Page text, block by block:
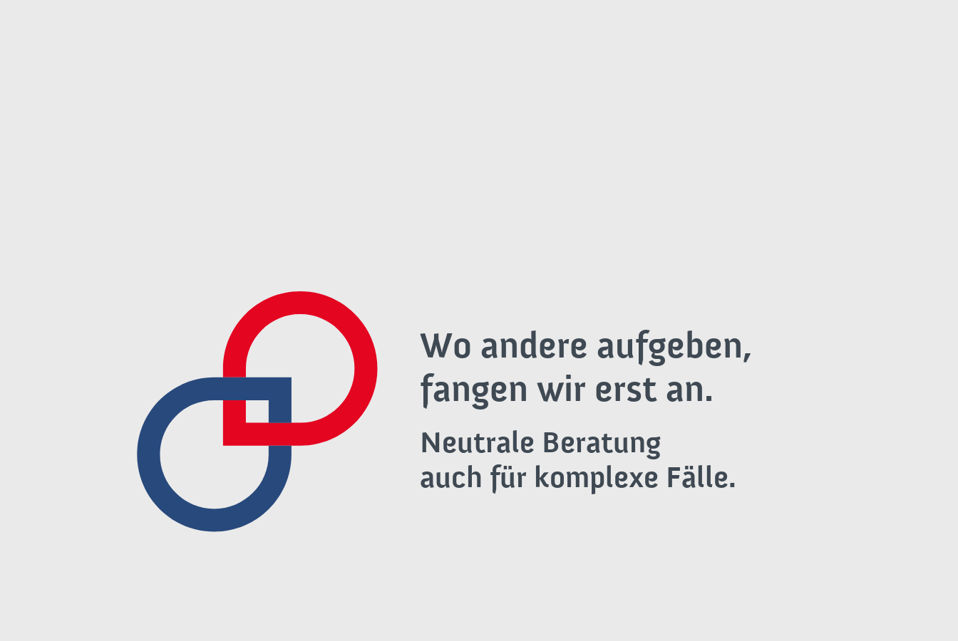
Wo andere aufgeben,
fangen wir erst an.
Neutrale Beratung
auch für komplexe Fälle.